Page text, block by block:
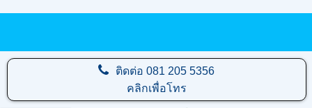
ติดต่อ081 205 5356
คลิกเพื่อโทร